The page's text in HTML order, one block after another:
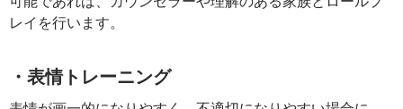
レイを行います。
・表情トレーニング